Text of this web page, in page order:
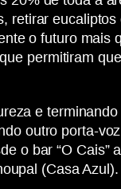
retirar
o futuro mais
permitiram
e
outro porta-
o bar “O Cais”
(Casa Azul).